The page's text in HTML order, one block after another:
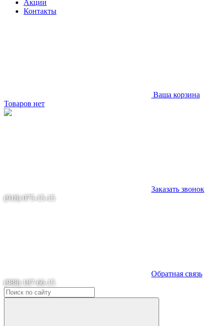
Акции
Контакты
Ваша корзина
Товаров нет
Заказать звонок
(918) 075-15-15
Обратная связь
(988) 187-66-15